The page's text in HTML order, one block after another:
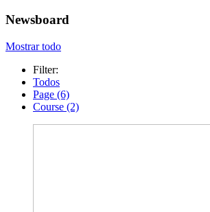
Newsboard
Mostrar todo
Filter:
Todos
Page (6)
Course (2)